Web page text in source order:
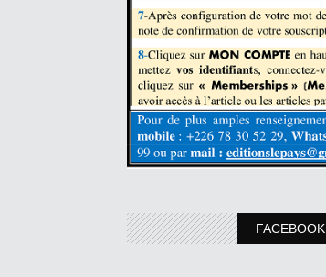
FACEBOOK